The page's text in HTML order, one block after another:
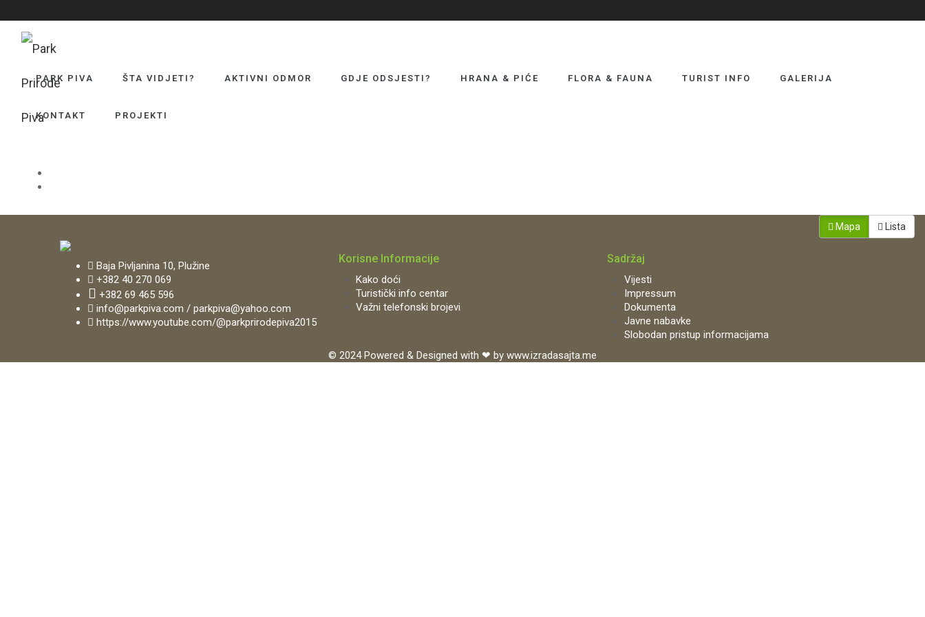
PARK PIVA ŠTA VIDJETI? AKTIVNI ODMOR GDJE ODSJESTI? HRANA & PIĆE FLORA & FAUNA TURIST INFO GALERIJA
KONTAKT PROJEKTI
Mapa Lista
Baja Pivljanina 10, Plužine
+382 40 270 069
+382 69 465 596
info@parkpiva.com / parkpiva@yahoo.com
https://www.youtube.com/@parkprirodepiva2015
Korisne Informacije
Kako doći
Turistički info centar
Važni telefonski brojevi
Sadržaj
Vijesti
Impressum
Dokumenta
Javne nabavke
Slobodan pristup informacijama
© 2024 Powered & Designed with ❤ by www.izradasajta.me